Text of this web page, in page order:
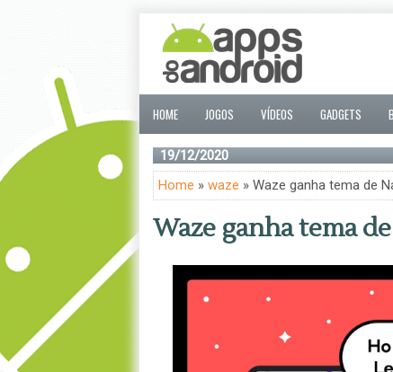
HOME JOGOS VÍDEOS GADGETS
19/12/2020
Home » waze » Waze ganha tema de
Waze ganha tema